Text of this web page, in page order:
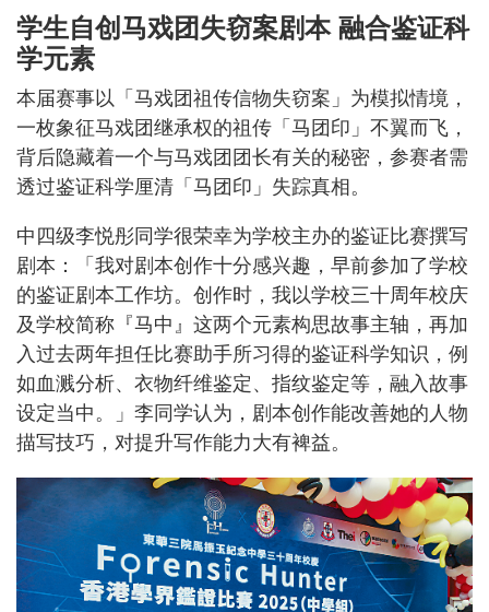
学生自创马戏团失窃案剧本 融合鉴证科
学元素
本届赛事以「马戏团祖传信物失窃案」为模拟情境，
一枚象征马戏团继承权的祖传「马团印」不翼而飞，
背后隐藏着一个与马戏团团长有关的秘密，参赛者需
透过鉴证科学厘清「马团印」失踪真相。
中四级李悦彤同学很荣幸为学校主办的鉴证比赛撰写
剧本：「我对剧本创作十分感兴趣，早前参加了学校
的鉴证剧本工作坊。创作时，我以学校三十周年校庆
及学校简称『马中』这两个元素构思故事主轴，再加
入过去两年担任比赛助手所习得的鉴证科学知识，例
如血溅分析、衣物纤维鉴定、指纹鉴定等，融入故事
设定当中。」李同学认为，剧本创作能改善她的人物
描写技巧，对提升写作能力大有裨益。